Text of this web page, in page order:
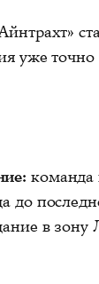
уже точно
команда
до
в зону